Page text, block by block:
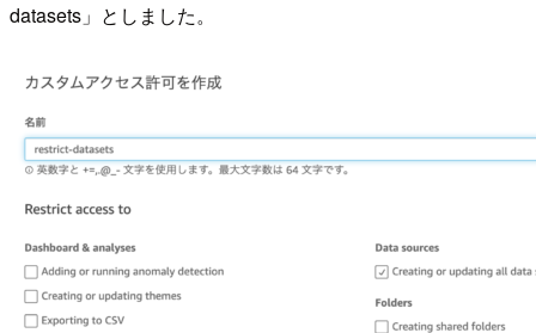
datasets」としました。